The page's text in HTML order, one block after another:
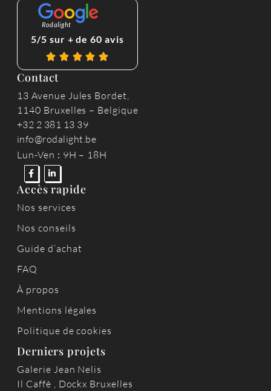
Rodalight
5/5 sur + de 60 avis
Contact
13 Avenue Jules Bordet,
1140 Bruxelles – Belgique
+32 2 381 13 39
info@rodalight.be
Lun-Ven : 9H – 18H
Accès rapide
Nos services
Nos conseils
Guide d’achat
FAQ
À propos
Mentions légales
Politique de cookies
Derniers projets
Galerie Jean Nelis
Il Caffè , Dockx Bruxelles